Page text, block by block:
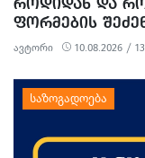
ᲤᲝᲠᲛᲔᲑᲘᲡ
ავტორი 10.08.2026 /